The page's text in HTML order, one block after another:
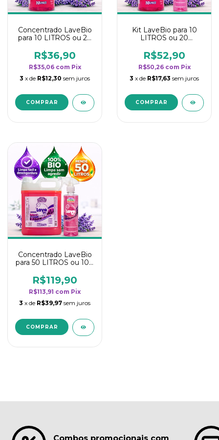
Concentrado LaveBio
para 10 LITROS ou 20
rendimento da
categoria - Lavanda
R$36,90
R$35,06 com Pix
3 x de R$12,30 sem juros
Kit LaveBio para 10
LITROS ou 20
rendimento da
categoria - Lavanda
R$52,90
R$50,26 com Pix
3 x de R$17,63 sem juros
Concentrado LaveBio
para 50 LITROS ou 100
rendimento da
categoria - Lavanda
R$119,90
R$113,91 com Pix
3 x de R$39,97 sem juros